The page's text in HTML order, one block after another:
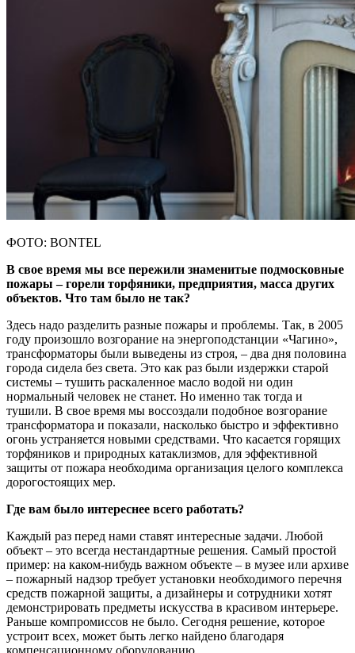
ФОТО: BONTEL
В свое время мы все пережили знаменитые подмосковные
пожары – горели торфяники, предприятия, масса других
объектов. Что там было не так?
Здесь надо разделить разные пожары и проблемы. Так, в 2005
году произошло возгорание на энергоподстанции «Чагино»,
трансформаторы были выведены из строя, – два дня половина
города сидела без света. Это как раз были издержки старой
системы – тушить раскаленное масло водой ни один
нормальный человек не станет. Но именно так тогда и
тушили. В свое время мы воссоздали подобное возгорание
трансформатора и показали, насколько быстро и эффективно
огонь устраняется новыми средствами. Что касается горящих
торфяников и природных катаклизмов, для эффективной
защиты от пожара необходима организация целого комплекса
дорогостоящих мер.
Где вам было интереснее всего работать?
Каждый раз перед нами ставят интересные задачи. Любой
объект – это всегда нестандартные решения. Самый простой
пример: на каком-нибудь важном объекте – в музее или архиве
– пожарный надзор требует установки необходимого перечня
средств пожарной защиты, а дизайнеры и сотрудники хотят
демонстрировать предметы искусства в красивом интерьере.
Раньше компромиссов не было. Сегодня решение, которое
устроит всех, может быть легко найдено благодаря
компенсационному оборудованию.